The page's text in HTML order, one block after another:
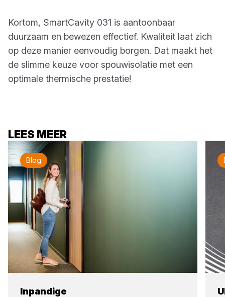
Kortom, SmartCavity 031 is aantoonbaar
duurzaam en bewezen effectief. Kwaliteit laat zich
op deze manier eenvoudig borgen. Dat maakt het
de slimme keuze voor spouwisolatie met een
optimale thermische prestatie!
LEES MEER
Blog
Inpandige